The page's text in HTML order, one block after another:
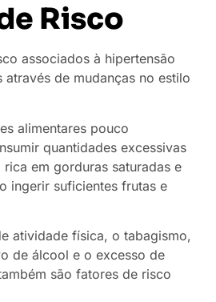
Risco
associados à hipertensão
através de mudanças no estilo
alimentares pouco
quantidades excessivas
em gorduras saturadas e
ingerir suficientes frutas e
atividade física, o tabagismo,
de álcool e o excesso de
são fatores de risco